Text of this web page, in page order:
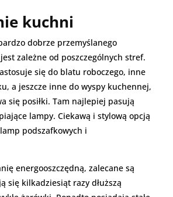
kuchni
dobrze przemyślanego
zależne od poszczególnych stref.
się do blatu roboczego, inne
a jeszcze inne do wyspy kuchennej,
się posiłki. Tam najlepiej pasują
lampy. Ciekawą i stylową opcją
podszafkowych i
energooszczędną, zalecane są
się kilkadziesiąt razy dłuższą